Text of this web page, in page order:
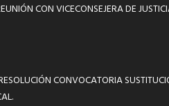
CON VICECONSEJERA DE
CONVOCATORIA